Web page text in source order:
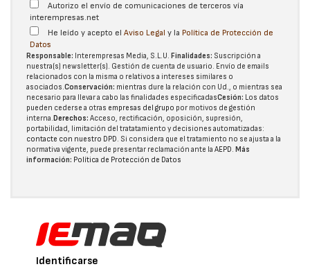
Autorizo el envío de comunicaciones de terceros vía
interempresas.net
He leído y acepto el Aviso Legal y la Política de Protección de
Datos
Responsable: Interempresas Media, S.L.U. Finalidades: Suscripción a
nuestra(s) newsletter(s). Gestión de cuenta de usuario. Envío de emails
relacionados con la misma o relativos a intereses similares o
asociados.Conservación: mientras dure la relación con Ud., o mientras sea
necesario para llevar a cabo las finalidades especificadasCesión: Los datos
pueden cederse a otras empresas del grupo por motivos de gestión
interna.Derechos: Acceso, rectificación, oposición, supresión,
portabilidad, limitación del tratatamiento y decisiones automatizadas:
contacte con nuestro DPD. Si considera que el tratamiento no se ajusta a la
normativa vigente, puede presentar reclamación ante la AEPD. Más
información: Política de Protección de Datos
Identificarse